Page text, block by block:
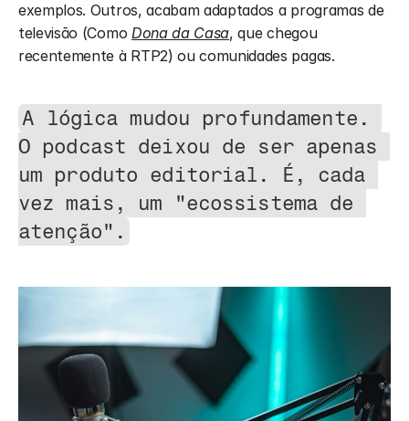
exemplos. Outros, acabam adaptados a programas de
televisão (Como Dona da Casa, que chegou
recentemente à RTP2) ou comunidades pagas.
A lógica mudou profundamente.
O podcast deixou de ser apenas
um produto editorial. É, cada
vez mais, um "ecossistema de
atenção".